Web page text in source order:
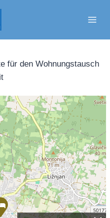
für den Wohnungstausch